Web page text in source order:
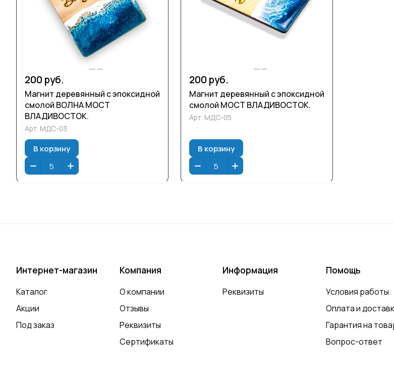
200 руб.
Магнит деревянный с эпоксидной
смолой ВОЛНА МОСТ
ВЛАДИВОСТОК.
Арт. МДС-03
В корзину
200 руб.
Магнит деревянный с эпоксидной
смолой МОСТ ВЛАДИВОСТОК.
Арт. МДС-05
В корзину
Интернет-магазин
Каталог
Акции
Под заказ
Компания
О компании
Отзывы
Реквизиты
Сертификаты
Информация
Реквизиты
Помощь
Условия работы
Оплата и
Гарантия на
Вопрос-ответ